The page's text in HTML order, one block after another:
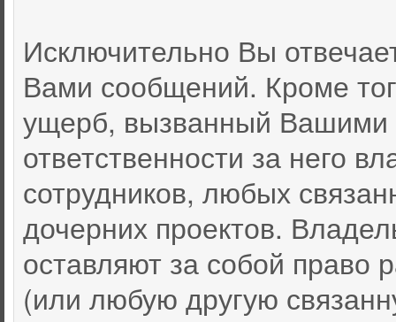
Исключительно Вы
Вами сообщений. Кроме
ущерб, вызванный Вашими
ответственности за него
сотрудников, любых
дочерних проектов.
оставляют за собой
(или любую другую